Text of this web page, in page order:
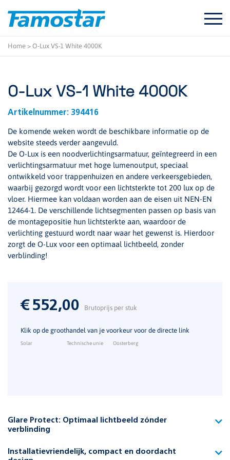
content
Home > O-Lux VS-1 White 4000K
O-Lux VS-1 White 4000K
Artikelnummer: 394416
De komende weken wordt de beschikbare informatie op de
website steeds verder aangevuld.
De O-Lux is een noodverlichtingsarmatuur, geïntegreerd in een
verlichtingsarmatuur met hoge lumenoutput, speciaal
ontwikkeld voor trappenhuizen en andere verkeersgebieden,
waarbij gezorgd wordt voor een lichtsterkte tot 200 lux op de
vloer. Hiermee kan voldaan worden aan de eisen uit NEN-EN
12464-1. De verschillende lichtsegmenten passen op basis van
de montagepositie hun lichtsterkte aan, waardoor de
verlichting gestuurd wordt naar waar het gewenst is. Hierdoor
zorgt de O-Lux voor een optimaal lichtbeeld, zonder
verblinding!
€ 552,00 Brutoprijs per stuk
Klik op de groothandel van je voorkeur voor de directe link
Solar Technische unie Oosterberg
Glare Protect: Optimaal lichtbeeld zónder
verblinding
de armatuur verschillende lichtsegmenten die separaat
Installatievriendelijk, compact en doordacht